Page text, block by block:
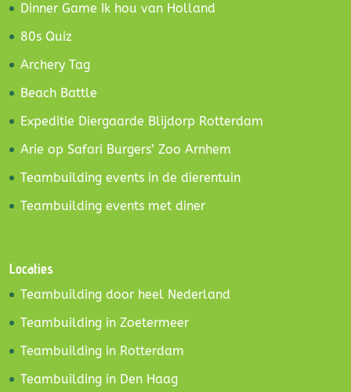
Dinner Game Ik hou van Holland
80s Quiz
Archery Tag
Beach Battle
Expeditie Diergaarde Blijdorp Rotterdam
Arie op Safari Burgers’ Zoo Arnhem
Teambuilding events in de dierentuin
Teambuilding events met diner
Locaties
Teambuilding door heel Nederland
Teambuilding in Zoetermeer
Teambuilding in Rotterdam
Teambuilding in Den Haag